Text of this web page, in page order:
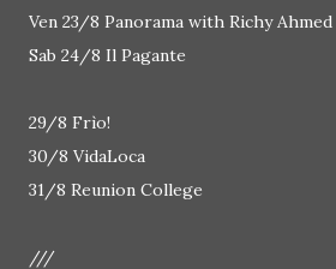
Ven 23/8 Panorama with Richy Ahmed
Sab 24/8 Il Pagante
29/8 Frìo!
30/8 VidaLoca
31/8 Reunion College
///